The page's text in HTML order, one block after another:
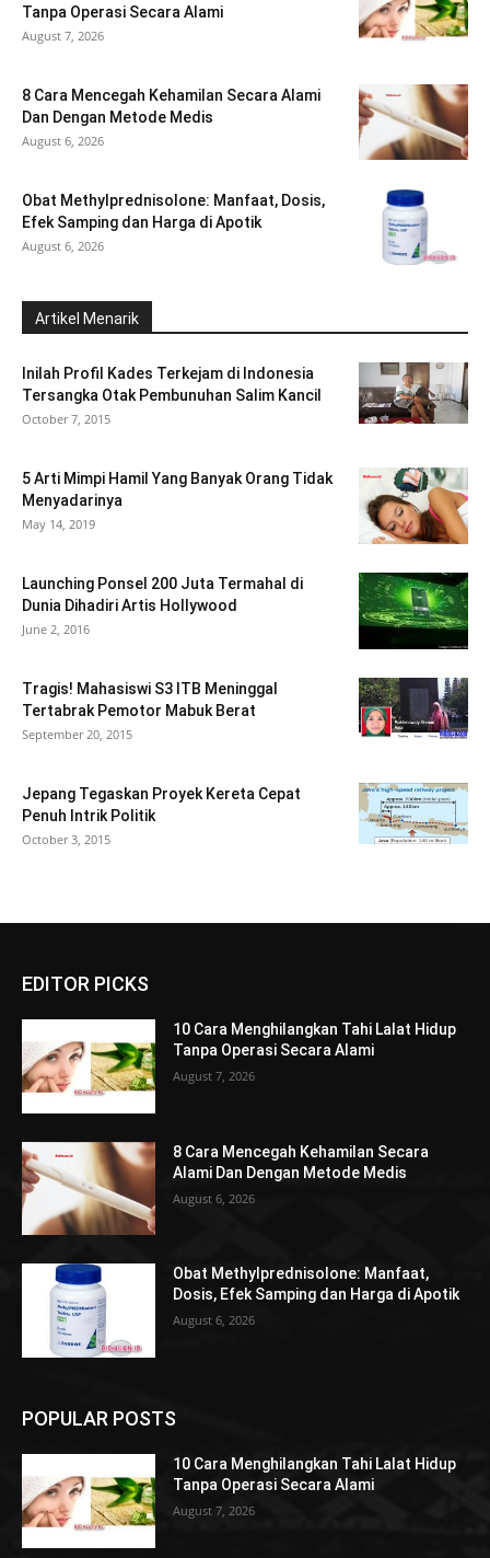
Tanpa Operasi Secara Alami
August 7, 2026
8 Cara Mencegah Kehamilan Secara Alami
Dan Dengan Metode Medis
August 6, 2026
Obat Methylprednisolone: Manfaat, Dosis,
Efek Samping dan Harga di Apotik
August 6, 2026
Artikel Menarik
Inilah Profil Kades Terkejam di Indonesia
Tersangka Otak Pembunuhan Salim Kancil
October 7, 2015
5 Arti Mimpi Hamil Yang Banyak Orang Tidak
Menyadarinya
May 14, 2019
Launching Ponsel 200 Juta Termahal di
Dunia Dihadiri Artis Hollywood
June 2, 2016
Tragis! Mahasiswi S3 ITB Meninggal
Tertabrak Pemotor Mabuk Berat
September 20, 2015
Jepang Tegaskan Proyek Kereta Cepat
Penuh Intrik Politik
October 3, 2015
EDITOR PICKS
10 Cara Menghilangkan Tahi Lalat Hidup
Tanpa Operasi Secara Alami
August 7, 2026
8 Cara Mencegah Kehamilan Secara
Alami Dan Dengan Metode Medis
August 6, 2026
Obat Methylprednisolone: Manfaat,
Dosis, Efek Samping dan Harga di Apotik
August 6, 2026
POPULAR POSTS
10 Cara Menghilangkan Tahi Lalat Hidup
Tanpa Operasi Secara Alami
August 7, 2026